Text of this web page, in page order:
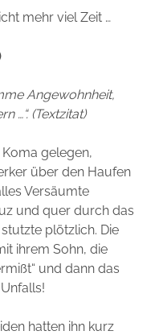
mehr viel Zeit …
Angewohnheit,
…“. (Textzitat)
gelegen,
über den Haufen
Versäumte
und quer durch das
plötzlich. Die
ihrem Sohn, die
und dann das
hatten ihn kurz